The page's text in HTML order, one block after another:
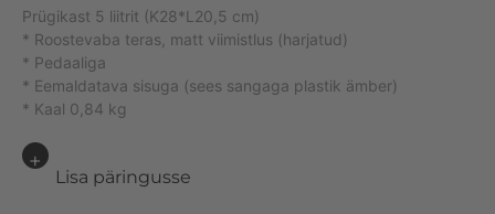
Prügikast 5 liitrit (K28*L20,5 cm)
* Roostevaba teras, matt viimistlus (harjatud)
* Pedaaliga
* Eemaldatava sisuga (sees sangaga plastik ämber)
* Kaal 0,84 kg
Lisa päringusse